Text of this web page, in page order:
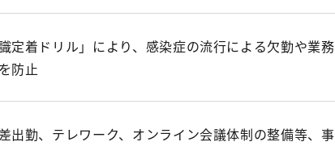
定着ドリル」により、感染症の流行による欠勤や業務
防止
出勤、テレワーク、オンライン会議体制の整備等、事